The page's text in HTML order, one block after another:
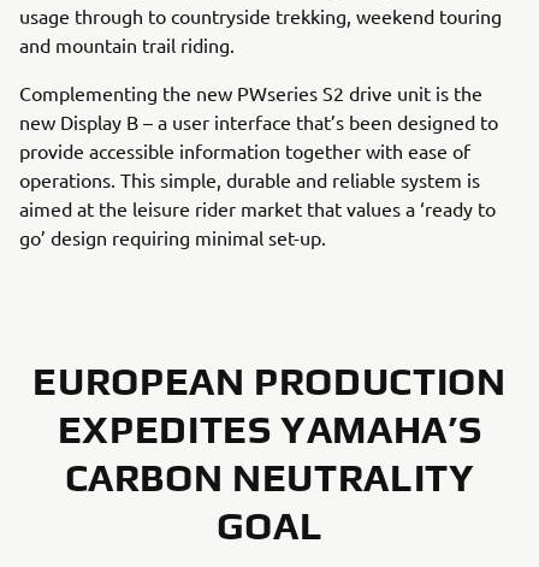
usage through to countryside trekking, weekend touring
and mountain trail riding.
Complementing the new PWseries S2 drive unit is the
new Display B – a user interface that’s been designed to
provide accessible information together with ease of
operations. This simple, durable and reliable system is
aimed at the leisure rider market that values a ‘ready to
go’ design requiring minimal set-up.
EUROPEAN PRODUCTION
EXPEDITES YAMAHA’S
CARBON NEUTRALITY
GOAL